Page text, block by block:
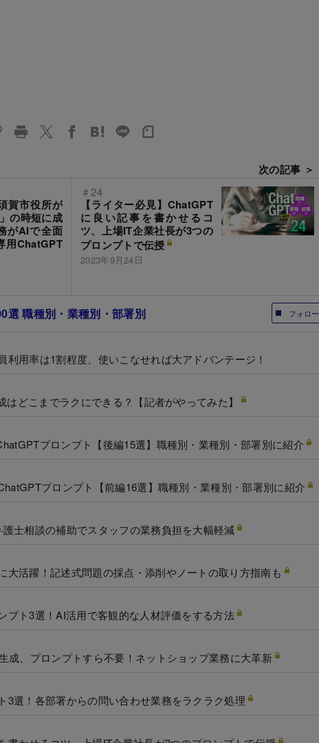
賀市役所が
の時短に成
がAIで全面
用ChatGPT
次の記事 ＞
＃24
【ライター必見】ChatGPT
に良い記事を書かせるコ
ツ、上場IT企業社長が3つの
プロンプトで伝授
2023年9月24日
フォロー
選 職種別・業種別・部署別
用率は1割程度、使いこなせれば大アドバンテージ！
どこまでラクにできる？【記者がやってみた】
プロンプト【後編15選】職種別・業種別・部署別に紹介
プロンプト【前編16選】職種別・業種別・部署別に紹介
士相談の補助でスタッフの業務負担を大幅軽減
大活躍！記述式問題の採点・添削やノートの取り方指南も
プト3選！AI活用で客観的な人材評価をする方法
成、プロンプトすら不要！ネットショップ業務に大革新
3選！各部署からの問い合わせ業務をラクラク処理